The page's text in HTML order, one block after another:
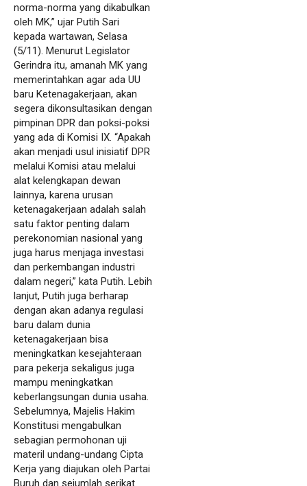
norma-norma yang dikabulkan
oleh MK,” ujar Putih Sari
kepada wartawan, Selasa
(5/11). Menurut Legislator
Gerindra itu, amanah MK yang
memerintahkan agar ada UU
baru Ketenagakerjaan, akan
segera dikonsultasikan dengan
pimpinan DPR dan poksi-poksi
yang ada di Komisi IX. “Apakah
akan menjadi usul inisiatif DPR
melalui Komisi atau melalui
alat kelengkapan dewan
lainnya, karena urusan
ketenagakerjaan adalah salah
satu faktor penting dalam
perekonomian nasional yang
juga harus menjaga investasi
dan perkembangan industri
dalam negeri,” kata Putih. Lebih
lanjut, Putih juga berharap
dengan akan adanya regulasi
baru dalam dunia
ketenagakerjaan bisa
meningkatkan kesejahteraan
para pekerja sekaligus juga
mampu meningkatkan
keberlangsungan dunia usaha.
Sebelumnya, Majelis Hakim
Konstitusi mengabulkan
sebagian permohonan uji
materil undang-undang Cipta
Kerja yang diajukan oleh Partai
Buruh dan sejumlah serikat